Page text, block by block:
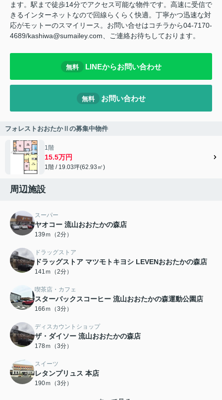
ます。駅まで徒歩14分でアクセス可能な物件です。高速に受信で
きるインターネットなので回線らくらく快適。丁寧かつ迅速な対
応がモットーのスマイリース。お問い合せはコチラから04-7170-
4689/kashiwa@sumailey.com、ご連絡お待ちしております。
無料 LINEからお問い合わせ
無料 お問い合わせ
フォレストおおたかⅡの募集中物件
1階
15.5万円
1階 / 19.03坪(62.93㎡)
周辺施設
スーパー
ヤオコー 流山おおたかの森店
139ｍ（2分）
ドラッグストア
ドラッグストア マツモトキヨシ LEVENおおたかの森店
141ｍ（2分）
喫茶店・カフェ
スターバックスコーヒー 流山おおたかの森運動公園店
166ｍ（3分）
ディスカウントショップ
ザ・ダイソー 流山おおたかの森店
178ｍ（3分）
スイーツ
レタンプリュス 本店
190ｍ（3分）